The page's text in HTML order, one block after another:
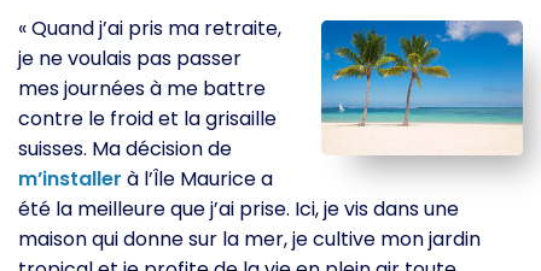
« Quand j’ai pris ma retraite,
je ne voulais pas passer
mes journées à me battre
contre le froid et la grisaille
suisses. Ma décision de
m’installer à l’Île Maurice a
été la meilleure que j’ai prise. Ici, je vis dans une
maison qui donne sur la mer, je cultive mon jardin